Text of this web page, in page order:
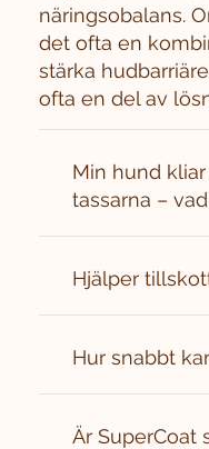
näringsobalans.
det ofta en
stärka
ofta en del av
Min hund
tassarna –
Hjälper
Hur snabbt
Är SuperCoat